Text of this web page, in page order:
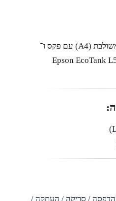
מדפסת צבעונית משולבת (A4) עם פקס ו־
(Wi-Fi) – Epson
/ סריקה / העתקה /